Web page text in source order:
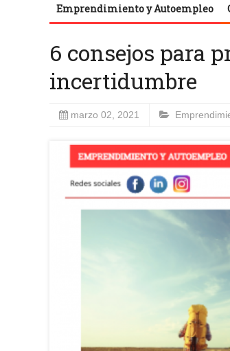
Emprendimiento y Autoempleo
6 consejos para
incertidumbre
marzo 02, 2021